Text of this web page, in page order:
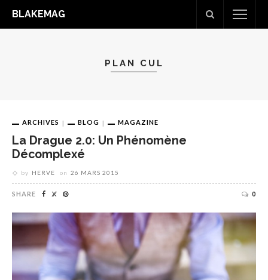
BLAKEMAG
PLAN CUL
ARCHIVES BLOG MAGAZINE
La Drague 2.0: Un Phénomène
Décomplexé
by HERVE on 26 MARS 2015
SHARE 0